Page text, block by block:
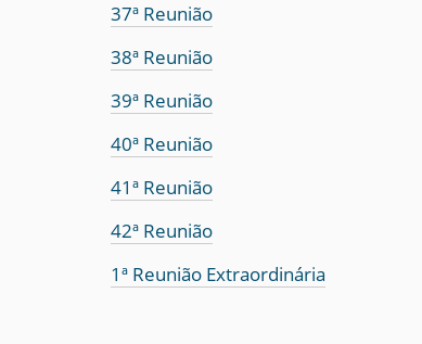
37ª Reunião
38ª Reunião
39ª Reunião
40ª Reunião
41ª Reunião
42ª Reunião
1ª Reunião Extraordinária